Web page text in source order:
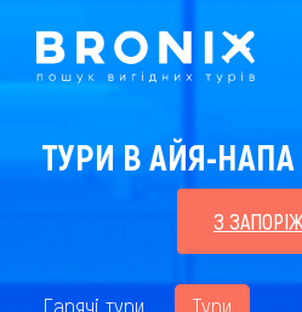
ТУРИ В АЙЯ-
З
Гарячі тури Тури